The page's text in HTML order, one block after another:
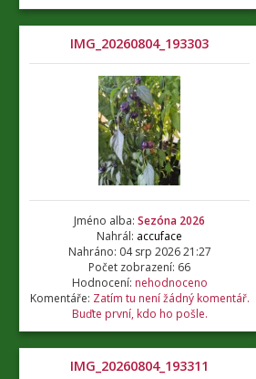
IMG_20260804_193303
Jméno alba: Sezóna 2026
Nahrál: accuface
Nahráno: 04 srp 2026 21:27
Počet zobrazení: 66
Hodnocení: nehodnoceno
Komentáře: Zatím tu není žádný komentář.
Buďte první, kdo ho pošle.
IMG_20260804_193311